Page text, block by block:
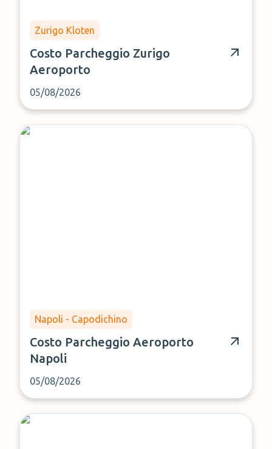
Zurigo Kloten
Costo Parcheggio Zurigo
Aeroporto
05/08/2026
Napoli - Capodichino
Costo Parcheggio Aeroporto
Napoli
05/08/2026